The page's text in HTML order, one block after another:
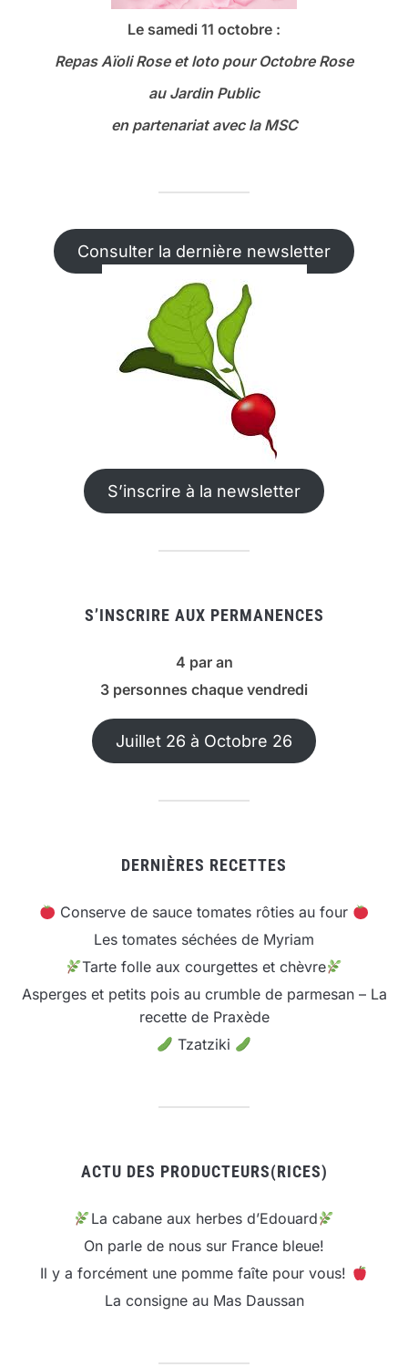
Le samedi 11 octobre :
Repas Aïoli Rose et loto pour Octobre Rose
au Jardin Public
en partenariat avec la MSC
Consulter la dernière newsletter
S’inscrire à la newsletter
S’INSCRIRE AUX PERMANENCES
4 par an
3 personnes chaque vendredi
Juillet 26 à Octobre 26
DERNIÈRES RECETTES
Conserve de sauce tomates rôties au four
Les tomates séchées de Myriam
Tarte folle aux courgettes et chèvre
Asperges et petits pois au crumble de parmesan – La
recette de Praxède
Tzatziki
ACTU DES PRODUCTEURS(RICES)
La cabane aux herbes d’Edouard
On parle de nous sur France bleue!
Il y a forcément une pomme faîte pour vous!
La consigne au Mas Daussan